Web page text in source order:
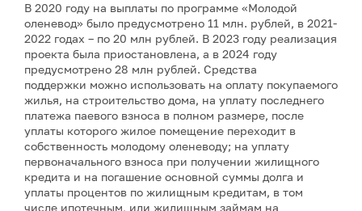
В 2020 году на выплаты по программе «Молодой
оленевод» было предусмотрено 11 млн. рублей, в 2021-
2022 годах – по 20 млн рублей. В 2023 году реализация
проекта была приостановлена, а в 2024 году
предусмотрено 28 млн рублей. Средства
поддержки можно использовать на оплату покупаемого
жилья, на строительство дома, на уплату последнего
платежа паевого взноса в полном размере, после
уплаты которого жилое помещение переходит в
собственность молодому оленеводу; на уплату
первоначального взноса при получении жилищного
кредита и на погашение основной суммы долга и
уплаты процентов по жилищным кредитам, в том
числе ипотечным, или жилищным займам на